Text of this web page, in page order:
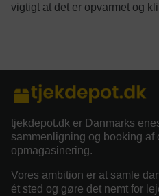
vigtigt at det er opvarmet og
tjekdepot.dk er Danmarks
sammenligning og booking af
opmagasinering.
Vores ambition er at samle
ét sted og gøre det nemt for